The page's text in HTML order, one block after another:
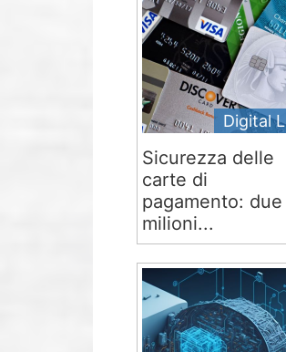
Digital
Sicurezza delle
carte di
pagamento: due
milioni...